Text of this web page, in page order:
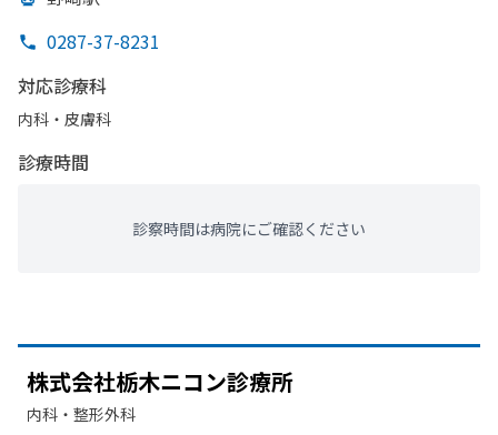
0287-37-8231
対応診療科
内科・​皮膚科
診療時間
診察時間は病院にご確認ください
株式会社栃木ニコン診療所
内科・​整形外科